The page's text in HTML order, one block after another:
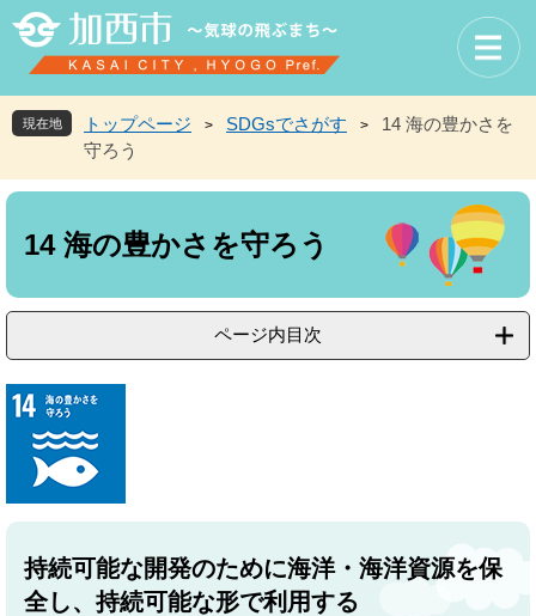
先
頭
す
を
飛
し
へ
現在地 トップページ > SDGsでさがす >
14 海の豊かさを
守ろう
本
14 海の豊かさを守ろう
ページ内目次
持続可能な開発のために海洋・海洋資源を保
全し、持続可能な形で利用する